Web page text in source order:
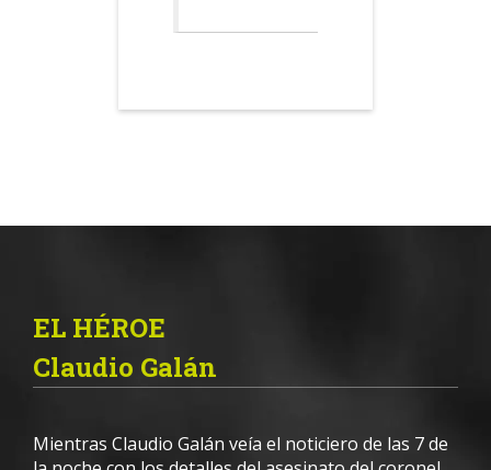
EL HÉROE
Claudio Galán
Mientras Claudio Galán veía el noticiero de las 7 de